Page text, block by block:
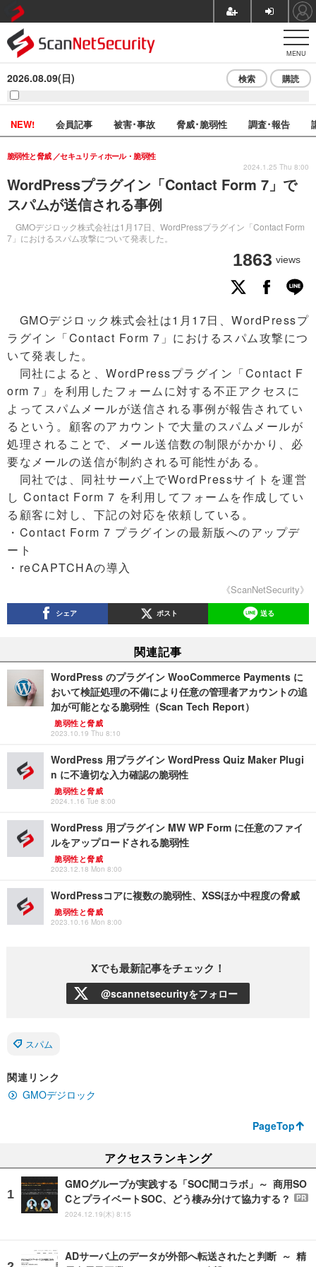
MENU
2026.08.09(日) 検索 購読
NEW! 会員記事 被害･事故 脅威･脆弱性 調査･報告
WordPressプラグイン「Contact Form 7」で
スパムが送信される事例
GMOデジロック株式会社は1月17日、WordPressプラグイン「Contact Form
7」におけるスパム攻撃について発表した。
脆弱性と脅威 セキュリティホール・脆弱性
1863 views
2024.1.25 Thu 8:00
GMOデジロック株式会社は1月17日、WordPressプ
ラグイン「Contact Form 7」におけるスパム攻撃につ
いて発表した。
同社によると、WordPressプラグイン「Contact F
orm 7」を利用したフォームに対する不正アクセスに
よってスパムメールが送信される事例が報告されてい
るという。顧客のアカウントで大量のスパムメールが
処理されることで、メール送信数の制限がかかり、必
要なメールの送信が制約される可能性がある。
同社では、同社サーバ上でWordPressサイトを運営
し Contact Form 7 を利用してフォームを作成してい
る顧客に対し、下記の対応を依頼している。
・Contact Form 7 プラグインの最新版へのアップデ
ート
・reCAPTCHAの導入
《ScanNetSecurity》
シェア ポスト 送る
関連記事
WordPress のプラグイン WooCommerce Payments に
おいて検証処理の不備により任意の管理者アカウントの追
加が可能となる脆弱性（Scan Tech Report）
脆弱性と脅威
2023.10.19 Thu 8:10
WordPress 用プラグイン WordPress Quiz Maker Plugi
n に不適切な入力確認の脆弱性
脆弱性と脅威
2024.1.16 Tue 8:00
WordPress 用プラグイン MW WP Form に任意のファイ
ルをアップロードされる脆弱性
脆弱性と脅威
2023.12.18 Mon 8:00
WordPressコアに複数の脆弱性、XSSほか中程度の脅威
脆弱性と脅威
2023.10.16 Mon 8:00
Xでも最新記事をチェック！
@scannetsecurityをフォロー
スパム
関連リンク
GMOデジロック
PageTop
アクセスランキング
GMOグループが実践する「SOC間コラボ」～ 商用SO
CとプライベートSOC、どう棲み分けて協力する？
PR
2024.12.19(木) 8:15
ADサーバ上のデータが外部へ転送されたと判断 ～ 精